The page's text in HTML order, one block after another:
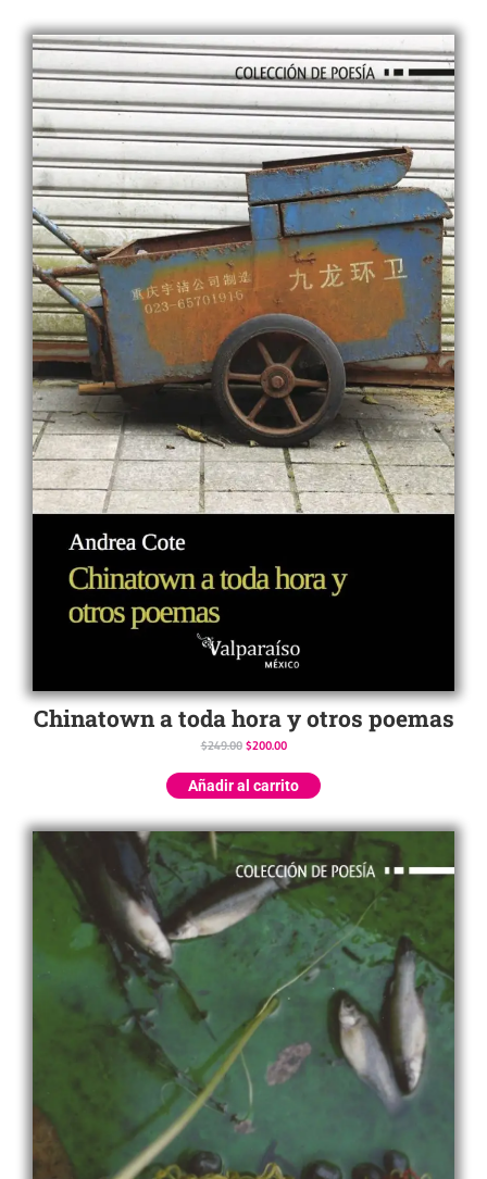
Chinatown a toda hora y otros poemas
$249.00 $200.00
Añadir al carrito